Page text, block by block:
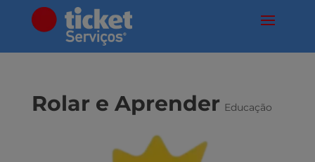
Rolar e Aprender Educação